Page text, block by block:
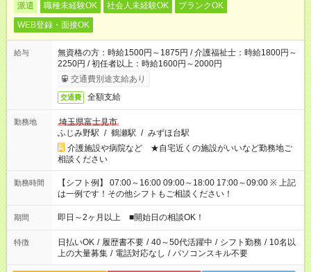
派遣 職種未経験OK 社会人未経験OK
ブランクOK
WEB登録・面接OK
給与
無資格の方：時給1500円～1875円 / 介護福祉士：時給1800円～
2250円 / 初任者以上：時給1600円～2000円
交通費別途支給あり
交通費 全額支給
勤務地
埼玉県富士見市
ふじみ野駅 / 鶴瀬駅 / みずほ台駅
介護施設や病院など ★自宅近くの施設がいいなど勤務地ご
相談ください
勤務時間
【シフト例】 07:00～16:00 09:00～18:00 17:00～09:00 ※ 上記
は一例です！その他シフトもご相談ください！
期間 即日～2ヶ月以上 ■開始日の相談OK！
特徴 日払いOK / 履歴書不要 / 40～50代活躍中 / シフト勤務 / 10名以
上の大量募集 / 電話対応なし / パソコンスキル不要